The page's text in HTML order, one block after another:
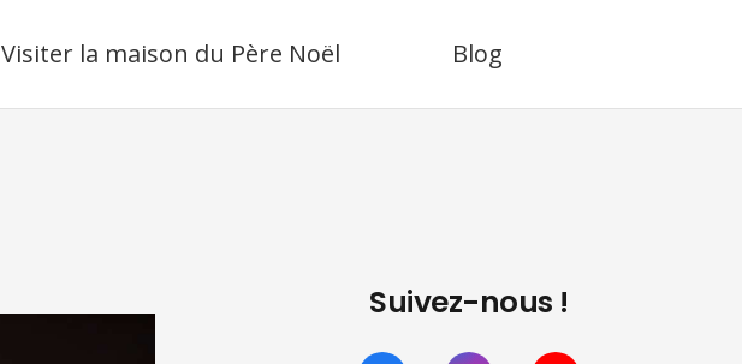
Visiter la maison du Père Noël Blog
Suivez-nous !